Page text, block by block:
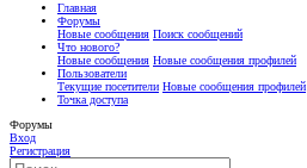
Главная
Форумы
Новые сообщения Поиск сообщений
Что нового?
Новые сообщения Новые сообщения профилей
Пользователи
Текущие посетители Новые сообщения профилей
Точка доступа
Форумы
Вход
Регистрация